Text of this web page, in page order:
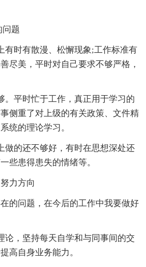
问题
有时有散漫、松懈现象;工作标准有
尽美，平时对自己要求不够严格，
。平时忙于工作，真正用于学习的
侧重了对上级的有关政策、文件精
统的理论学习。
做的还不够好，有时在思想深处还
些患得患失的情绪等。
力方向
的问题，在今后的工作中我要做好
论，坚持每天自学和与同事间的交
高自身业务能力。